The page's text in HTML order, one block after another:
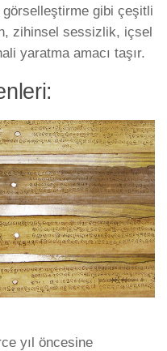
gibi çeşitli
zihinsel sessizlik, içsel
yaratma amacı taşır.
yıl öncesine